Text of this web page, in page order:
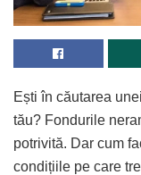
Ești în căutarea
tău? Fondurile
potrivită. Dar cum
condițiile pe care